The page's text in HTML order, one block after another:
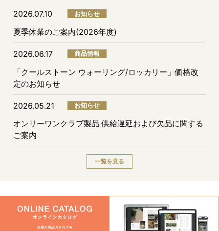
2026.07.10 お知らせ
夏季休業のご案内(2026年度)
2026.06.17 商品情報
「クールストーン ウォーリング/ロッカリー」価格改
定のお知らせ
2026.05.21 お知らせ
オンリーワンクラブ製品 供給遅延および欠品に関する
ご案内
一覧を見る